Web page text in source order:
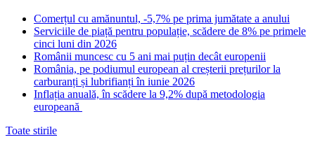
Comerțul cu amănuntul, -5,7% pe prima jumătate a anului
Serviciile de piață pentru populație, scădere de 8% pe primele
cinci luni din 2026
Românii muncesc cu 5 ani mai puțin decât europenii
România, pe podiumul european al creșterii prețurilor la
carburanți și lubrifianți în iunie 2026
Inflația anuală, în scădere la 9,2% după metodologia
europeană
Toate stirile